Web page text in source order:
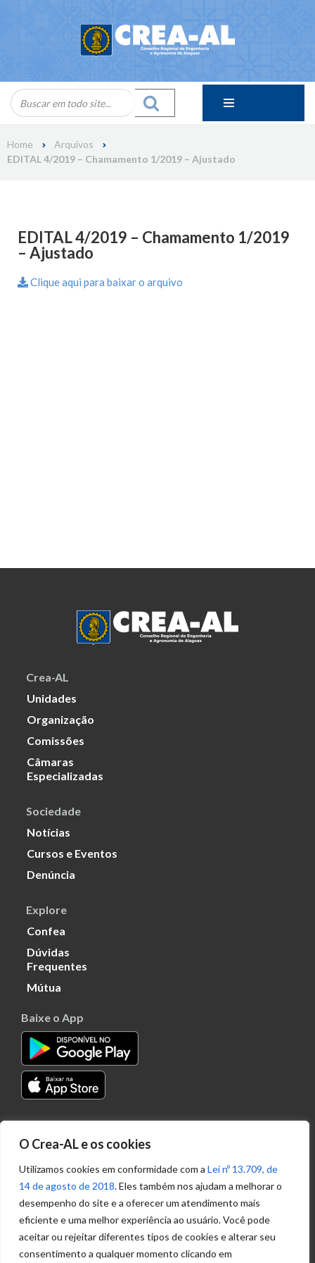
O Crea-AL e os cookies
Utilizamos cookies em conformidade com a Lei nº 13.709, de
14 de agosto de 2018. Eles também nos ajudam a melhorar o
desempenho do site e a oferecer um atendimento mais
eficiente e uma melhor experiência ao usuário. Você pode
aceitar ou rejeitar diferentes tipos de cookies e alterar seu
consentimento a qualquer momento clicando em
Home
Arquivos
EDITAL 4/2019 – Chamamento 1/2019 – Ajustado
EDITAL 4/2019 – Chamamento 1/2019
– Ajustado
Clique aqui para baixar o arquivo
Crea-AL
Unidades
Organização
Comissões
Câmaras
Especializadas
Sociedade
Notícias
Cursos e Eventos
Denúncia
Explore
Confea
Dúvidas
Frequentes
Mútua
Baixe o App
Transparência
Portal
Acesso à
Informação
Política de
Privacidade de